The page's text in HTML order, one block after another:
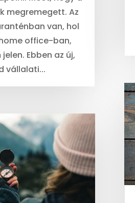
megremegett. Az
van, hol
office-ban,
Ebben az új,
vállalati...